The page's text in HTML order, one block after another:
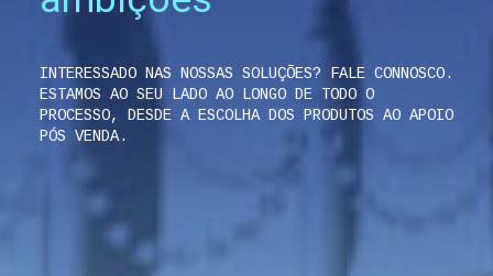
INTERESSADO NAS NOSSAS SOLUÇÕES? FALE CONNOSCO.
ESTAMOS AO SEU LADO AO LONGO DE TODO O
PROCESSO, DESDE A ESCOLHA DOS PRODUTOS AO APOIO
PÓS VENDA.